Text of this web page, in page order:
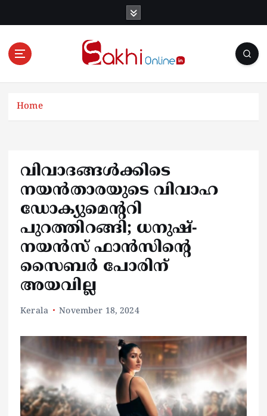
Online News Portal
Home
വിവാദങ്ങള്‍ക്കിടെ
നയന്‍താരയുടെ വിവാഹ
ഡോക്യുമെന്ററി
പുറത്തിറങ്ങി; ധനുഷ്-
നയന്‍സ് ഫാന്‍സിന്റെ
സൈബര്‍ പോരിന്
അയവില്ല
Kerala November 18, 2024